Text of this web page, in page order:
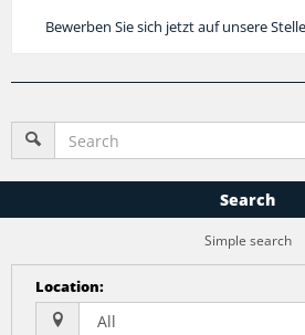
Bewerben Sie sich jetzt auf unsere
Search
Simple search
Location: